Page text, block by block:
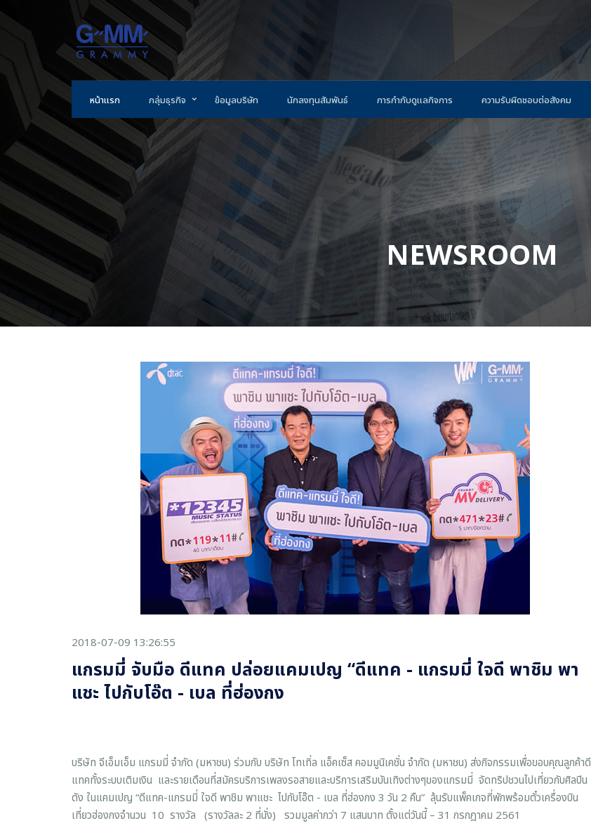
หน้าแรก กลุ่มธุรกิจ ข้อมูลบริษัท นักลงทุนสัมพันธ์ การกำกับดูแลกิจการ ความรับผิดชอบต่อสังคม
NEWSROOM
2018-07-09 13:26:55
แกรมมี่ จับมือ ดีแทค ปล่อยแคมเปญ “ดีแทค - แกรมมี่ ใจดี พาชิม พา
แชะ ไปกับโอ๊ต - เบล ที่ฮ่องกง
บริษัท จีเอ็มเอ็ม แกรมมี่ จำกัด (มหาชน) ร่วมกับ บริษัท โทเทิ่ล แอ็คเซ็ส คอมมูนิเคชั่น จำกัด (มหาชน) ส่งกิจกรรมเพื่อขอบคุณลูกค้าดี
แทคทั้งระบบเติมเงิน และรายเดือนที่สมัครบริการเพลงรอสายและบริการเสริมบันเทิงต่างๆของแกรมมี่ จัดทริปชวนไปเที่ยวกับศิลปิน
ดัง ในแคมเปญ “ดีแทค-แกรมมี่ ใจดี พาชิม พาแชะ ไปกับโอ๊ต - เบล ที่ฮ่องกง 3 วัน 2 คืน” ลุ้นรับแพ็คเกจที่พักพร้อมตั๋วเครื่องบิน
เที่ยวฮ่องกงจำนวน 10 รางวัล (รางวัลละ 2 ที่นั่ง) รวมมูลค่ากว่า 7 แสนบาท ตั้งแต่วันนี้ – 31 กรกฎาคม 2561